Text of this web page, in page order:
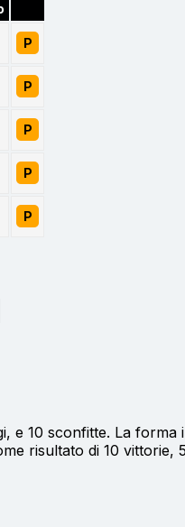
P
P
P
P
P
e 10 sconfitte. La forma
risultato di 10